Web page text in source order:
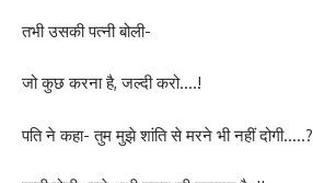
तभी उसकी पत्नी बोली-
जो कुछ करना है, जल्दी करो….!
पति ने कहा- तुम मुझे शांति से मरने भी नहीं दोगी…..?